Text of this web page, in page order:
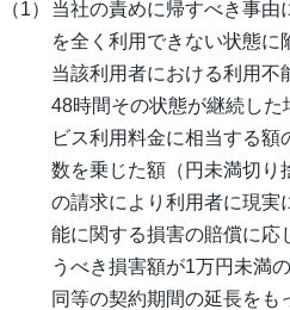
当社の責めに帰すべき事由
を全く利用できない状態
当該利用者における利用不
48時間その状態が継続し
ビス利用料金に相当する額
数を乗じた額（円未満切り
の請求により利用者に現実
能に関する損害の賠償に応
うべき損害額が1万円未満
同等の契約期間の延長を